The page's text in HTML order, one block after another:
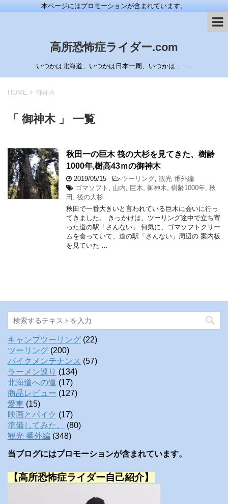
本ページにはプロモーションが含まれています。
高所恐怖症ライダー.com
いつかは北海道、いつかは日本一周、いつかは……..
HOME > 御神木
「 御神木 」 一覧
秋田一の巨木 筏の大杉を見てきた、樹齢
1000年,樹高43ｍの御神木
2019/05/15 -ツーリング 観光 番外編
ゴマソフト
山内 巨木 御神木 樹齢1000年 秋
田
筏の大杉
秋田で一番大きいと言われている巨木に会いに行っ
てきました。 きっかけは、ツーリング途中で立ち寄
った道の駅「さんない」 何気に、ゴマソフトクリー
ムを食っていて、道の駅「さんない」周辺の 案内板
を見ていた …
キャンプツーリング (22)
ツーリング (200)
バイクメンテナンス (57)
ラーメン巡り (134)
北海道への道 (17)
商品レビュー (127)
愛車 (15)
映画とバイク (17)
準備してみた。
(80)
観光 番外編 (348)
当ブログにはプロモーションが含まれています。
【高所恐怖症ライダー自己紹介】